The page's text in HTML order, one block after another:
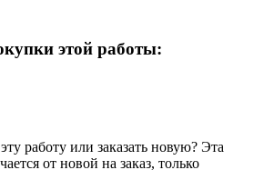
этой работы:
работу или заказать новую? Эта
от новой на заказ, только